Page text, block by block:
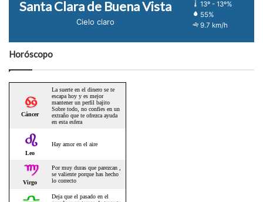
Santa Clara de Buena Vista
Cielo claro
13º - 13º%
55%
9.7 km/h
Horóscopo